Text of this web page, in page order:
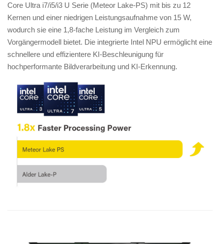
Core Ultra i7/i5/i3 U Serie (Meteor Lake-PS) mit bis zu 12
Kernen und einer niedrigen Leistungsaufnahme von 15 W,
wodurch sie eine 1,8-fache Leistung im Vergleich zum
Vorgängermodell bietet. Die integrierte Intel NPU ermöglicht eine
schnellere und effizientere KI-Beschleunigung für
hochperformante Bildverarbeitung und KI-Erkennung.